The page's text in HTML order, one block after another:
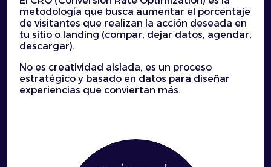
metodología que busca aumentar el porcentaje
de visitantes que realizan la acción deseada en
tu sitio o landing (compar, dejar datos, agendar,
descargar).
No es creatividad aislada, es un proceso
estratégico y basado en datos para diseñar
experiencias que conviertan más.